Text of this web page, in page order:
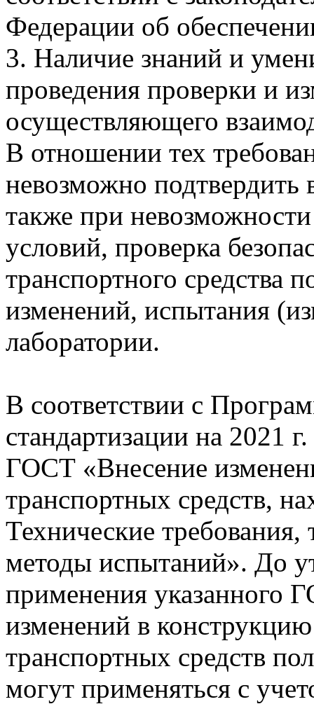
Федерации об
3. Наличие знаний и
проведения проверки и
осуществляющего
В отношении тех
невозможно
также при
условий, проверка
транспортного средства
изменений, испытания
лаборатории.
В соответствии с
стандартизации на 2021
ГОСТ «Внесение
транспортных средств,
Технические требования,
методы испытаний». До
применения указанного
изменений в
транспортных средств
могут применяться с